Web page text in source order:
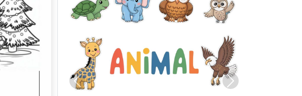
Previous Next